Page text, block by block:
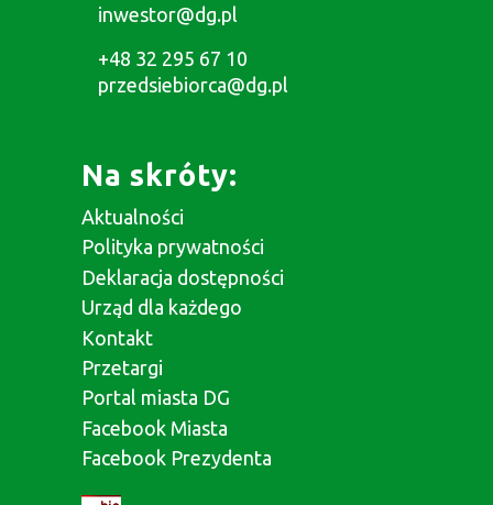
inwestor@dg.pl
+48 32 295 67 10
przedsiebiorca@dg.pl
Na skróty:
Aktualności
Polityka prywatności
Deklaracja dostępności
Urząd dla każdego
Kontakt
Przetargi
Portal miasta DG
Facebook Miasta
Facebook Prezydenta